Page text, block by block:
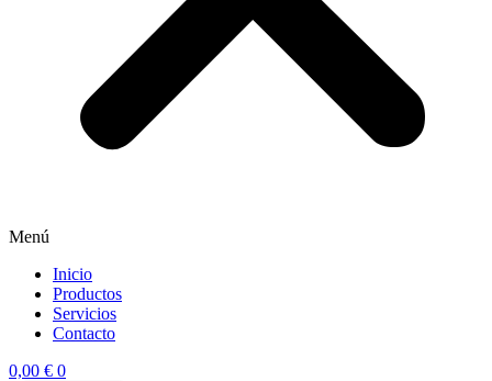
Menú
Inicio
Productos
Servicios
Contacto
0,00 € 0